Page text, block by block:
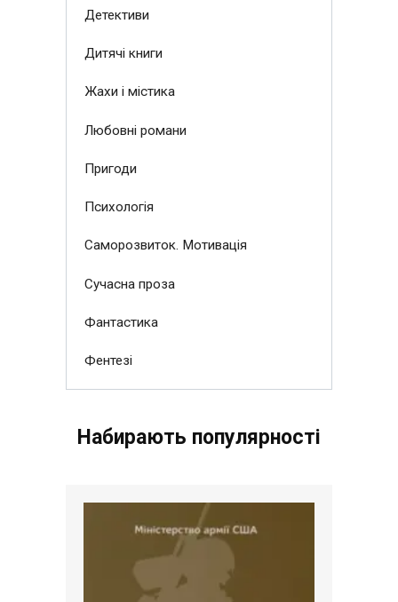
Детективи
Дитячі книги
Жахи і містика
Любовні романи
Пригоди
Психологія
Саморозвиток. Мотивація
Сучасна проза
Фантастика
Фентезі
Набирають популярності